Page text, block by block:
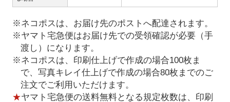
※ネコポスは、お届け先のポストへ配達されます。
※ヤマト宅急便はお届け先での受領確認が必要（手
渡し）になります。
※ネコポスは、印刷仕上げで作成の場合100枚ま
で、写真キレイ仕上げで作成の場合80枚までのご
注文でご利用いただけます。
★ヤマト宅急便の送料無料となる規定枚数は、印刷